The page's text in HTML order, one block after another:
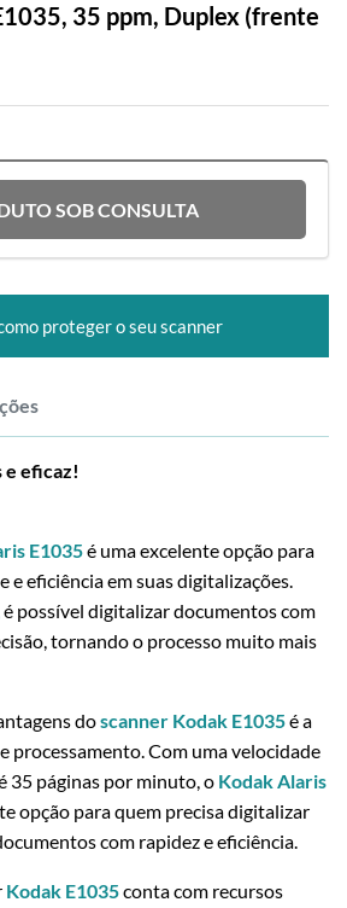
35 ppm, Duplex (frente
SOB CONSULTA
proteger o seu scanner
e eficaz!
E1035é uma excelente opção para
e eficiência em suas digitalizações.
é possível digitalizar documentos com
tornando o processo muito mais
doscanner Kodak E1035é a
processamento. Com uma velocidade
35 páginas por minuto, o Kodak Alaris
opção para quem precisa digitalizar
com rapidez e eficiência.
Kodak E1035conta com recursos